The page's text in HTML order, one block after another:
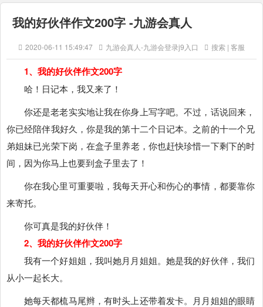
我的好伙伴作文200字 -九游会真人
2020-06-11 15:49:47 九游会真人-九游会登录j9入口 搜索 | 客服
1、我的好伙伴作文200字
哈！日记本，我又来了！
你还是老老实实地让我在你身上写字吧。不过，话说回来，
你已经陪伴我好久，你是我的第十二个日记本。之前的十一个兄
弟姐妹已光荣下岗，在盒子里养老，你也赶快珍惜一下剩下的时
间，因为你马上也要到盒子里去了！
你在我心里可重要啦，我每天开心和伤心的事情，都要靠你
来寄托。
你可真是我的好伙伴！
2、我的好伙伴作文200字
我有一个好姐姐，我叫她月月姐姐。她是我的好伙伴，我们
从小一起长大。
她每天都梳马尾辫，有时头上还带着发卡。月月姐姐的眼睛